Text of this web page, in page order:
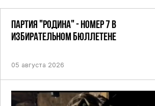
ПАРТИЯ "РОДИНА" - НОМЕР 7 В
ИЗБИРАТЕЛЬНОМ БЮЛЛЕТЕНЕ
05 августа 2026